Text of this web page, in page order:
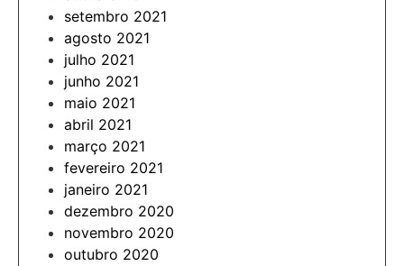
setembro 2021
agosto 2021
julho 2021
junho 2021
maio 2021
abril 2021
março 2021
fevereiro 2021
janeiro 2021
dezembro 2020
novembro 2020
outubro 2020